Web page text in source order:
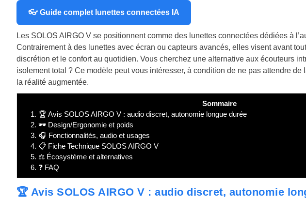
👓 Guide complet lunettes connectées IA
Les SOLOS AIRGO V se positionnent comme des lunettes connectées dédiées à
Contrairement à des lunettes avec écran ou capteurs avancés, elles visent avant
discrétion et le confort au quotidien. Vous cherchez une alternative aux écouteurs
isolement total ? Ce modèle peut vous intéresser, à condition de ne pas attendre de
la réalité augmentée.
Sommaire
1. 🏆 Avis SOLOS AIRGO V : audio discret, autonomie longue durée
2. 🕶️ Design/Ergonomie et poids
3. 🎧 Fonctionnalités, audio et usages
4. 📋 Fiche Technique SOLOS AIRGO V
5. ⚖️ Écosystème et alternatives
6. ❓ FAQ
🏆 Avis SOLOS AIRGO V : audio discret, autonomie